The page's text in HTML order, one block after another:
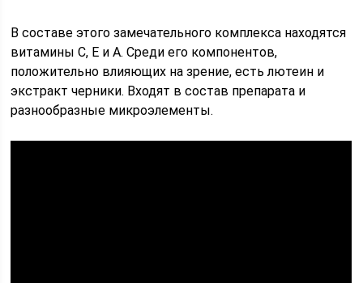
В составе этого замечательного комплекса находятся
витамины С, Е и А. Среди его компонентов,
положительно влияющих на зрение, есть лютеин и
экстракт черники. Входят в состав препарата и
разнообразные микроэлементы.